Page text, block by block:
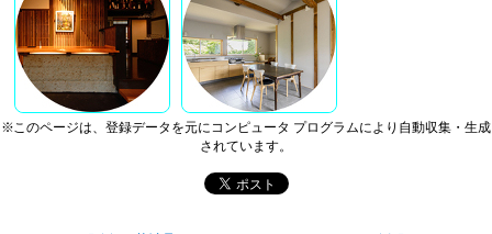
※このページは、登録データを元にコンピュータ プログラムにより自動収集・生成
されています。